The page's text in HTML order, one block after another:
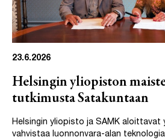
23.6.2026
Helsingin yliopiston
tutkimusta Satakuntaan
Helsingin yliopisto ja SAMK aloittavat
vahvistaa luonnonvara-alan